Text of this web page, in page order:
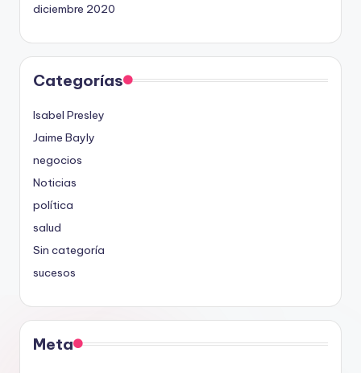
diciembre 2020
Categorías
Isabel Presley
Jaime Bayly
negocios
Noticias
política
salud
Sin categoría
sucesos
Meta